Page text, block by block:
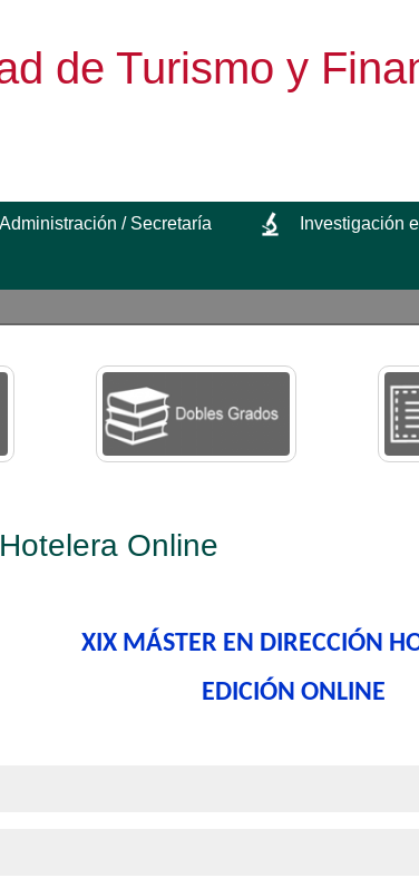
de Turismo y
Administración / Secretaría Investigación
Online
XIX MÁSTER EN DIRECCIÓN
EDICIÓN ONLINE